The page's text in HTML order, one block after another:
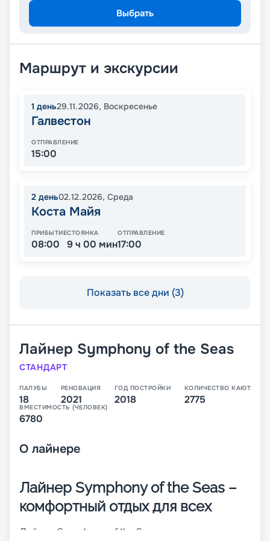
Выбрать
Маршрут и экскурсии
1 день29.11.2026, Воскресенье
Галвестон
ОТПРАВЛЕНИЕ
15:00
2 день02.12.2026, Среда
Коста Майя
ПРИБЫТИЕ
08:00
СТОЯНКА
9 ч 00 мин
ОТПРАВЛЕНИЕ
17:00
Показать все дни (3)
Лайнер Symphony of the Seas
СТАНДАРТ
ПАЛУБЫ
18
РЕНОВАЦИЯ
2021
ГОД ПОСТРОЙКИ
2018
КОЛИЧЕСТВО КАЮТ
2775
ВМЕСТИМОСТЬ (ЧЕЛОВЕК)
6780
О лайнере
Лайнер Symphony of the Seas –
комфортный отдых для всех
Лайнер Symphony of the Seas – одно из